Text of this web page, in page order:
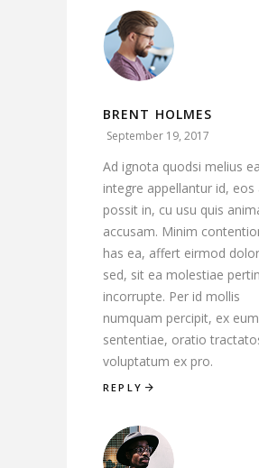
BRENT HOLMES
September 19, 2017
Ad ignota quodsi melius
integre appellantur id, eos
possit in, cu usu quis
accusam. Minim
has ea, affert eirmod
sed, sit ea molestiae
incorrupte. Per id mollis
numquam percipit, ex
sententiae, oratio
voluptatum ex pro.
REPLY